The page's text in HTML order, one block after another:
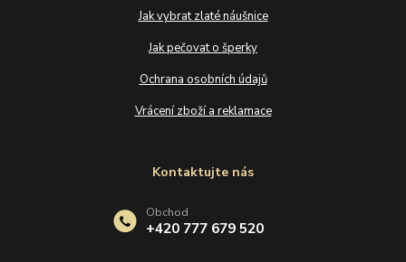
Jak vybrat zlaté náušnice
Jak pečovat o šperky
Ochrana osobních údajů
Vrácení zboží a reklamace
Kontaktujte nás
Obchod
+420 777 679 520